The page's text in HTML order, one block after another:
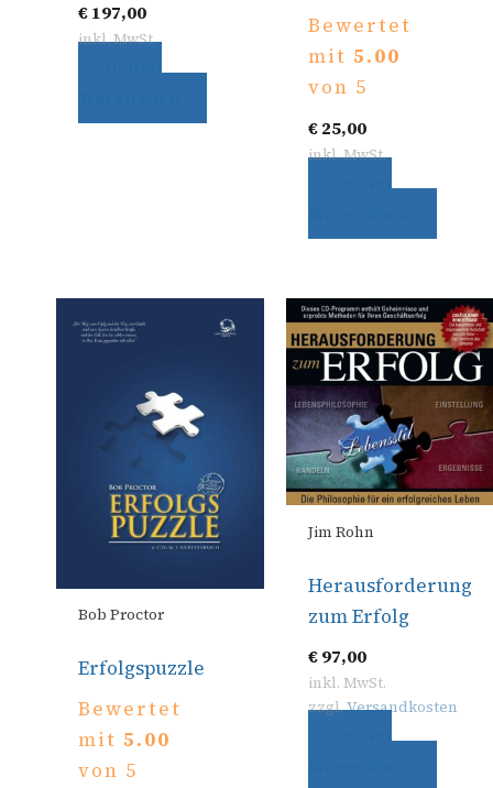
€197,00
inkl. MwSt.
In den
Bewertet
mit 5.00
von 5
€25,00
inkl. MwSt.
Bob Proctor
Erfolgspuzzle
Bewertet
mit5.00
von 5
Jim Rohn
Herausforderung
zum Erfolg
€97,00
inkl. MwSt.
zzgl.Versandkosten